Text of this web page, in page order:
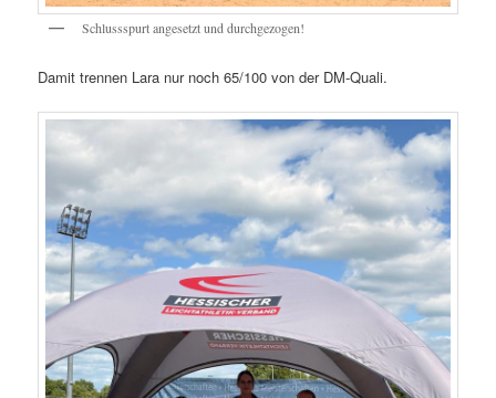
Schlussspurt angesetzt und durchgezogen!
Damit trennen Lara nur noch 65/100 von der DM-Quali.